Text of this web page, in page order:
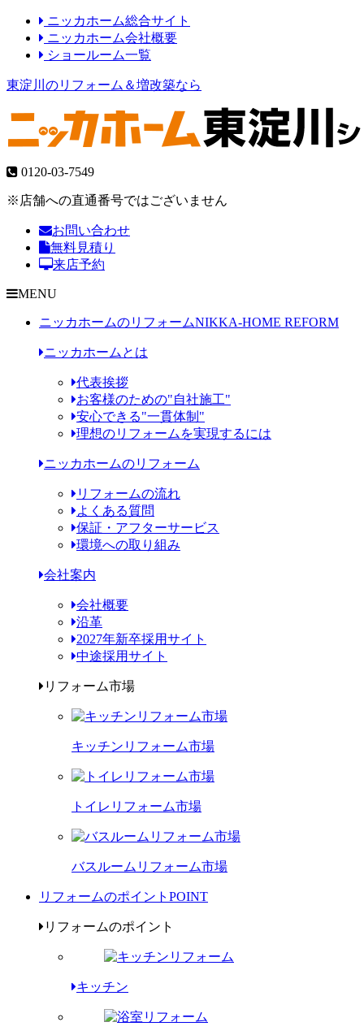
ニッカホーム総合サイト
ニッカホーム会社概要
ショールーム一覧
東淀川のリフォーム＆増改築なら
0120-03-7549
※店舗への直通番号ではございません
お問い合わせ
無料見積り
来店予約
MENU
ニッカホームのリフォームNIKKA-HOME REFORM
ニッカホームとは
代表挨拶
お客様のための"自社施工"
安心できる"一貫体制"
理想のリフォームを実現するには
ニッカホームのリフォーム
リフォームの流れ
よくある質問
保証・アフターサービス
環境への取り組み
会社案内
会社概要
沿革
2027年新卒採用サイト
中途採用サイト
リフォーム市場
キッチンリフォーム市場
トイレリフォーム市場
バスルームリフォーム市場
リフォームのポイント POINT
リフォームのポイント
キッチン